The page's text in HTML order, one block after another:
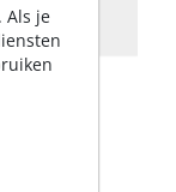
Als je